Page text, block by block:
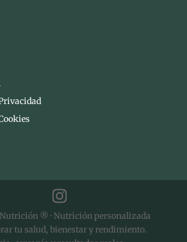
Nutrición ® · Nutrición personalizada
tu salud, bienestar y rendimiento.